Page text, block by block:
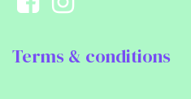
Terms & conditions